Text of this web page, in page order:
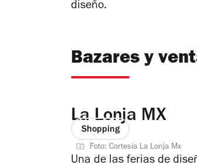
diseño.
Bazares y
La Lonja MX
Shopping
Foto: Cortesía La Lonja Mx
Una de las ferias de